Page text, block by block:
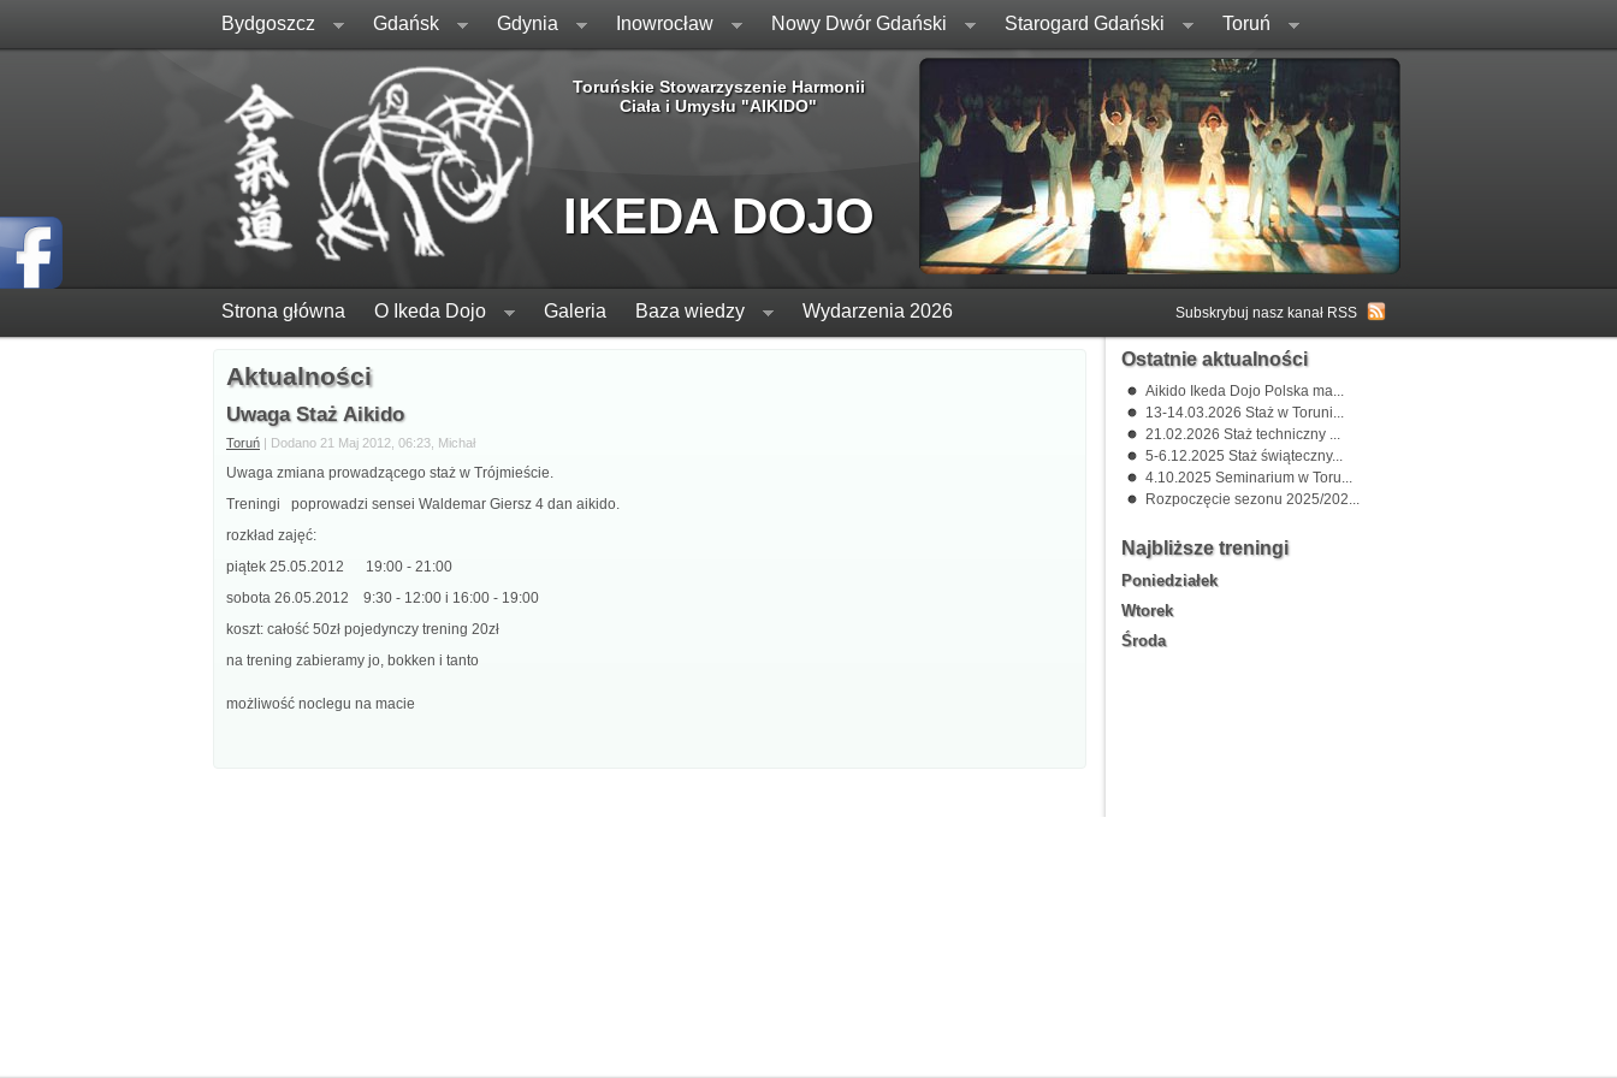
Bydgoszcz Gdańsk Gdynia Inowrocław Nowy Dwór Gdański Starogard Gdański Toruń
Toruńskie Stowarzyszenie Harmonii
Ciała i Umysłu "AIKIDO"
IKEDA DOJO
Strona główna O Ikeda Dojo Galeria Baza wiedzy Wydarzenia 2026 Subskrybuj nasz kanał RSS
Aktualności
Uwaga Staż Aikido
Toruń | Dodano 21 Maj 2012, 06:23, Michał
Uwaga zmiana prowadzącego staż w Trójmieście.
Treningi poprowadzi sensei Waldemar Giersz 4 dan aikido.
rozkład zajęć:
piątek 25.05.2012 19:00 - 21:00
sobota 26.05.2012 9:30 - 12:00 i 16:00 - 19:00
koszt: całość 50zł pojedynczy trening 20zł
na trening zabieramy jo, bokken i tanto
możliwość noclegu na macie
Ostatnie aktualności
Aikido Ikeda Dojo Polska ma...
13-14.03.2026 Staż w Toruni...
21.02.2026 Staż techniczny ...
5-6.12.2025 Staż świąteczny...
4.10.2025 Seminarium w Toru...
Rozpoczęcie sezonu 2025/202...
Najbliższe treningi
Poniedziałek
Wtorek
Środa